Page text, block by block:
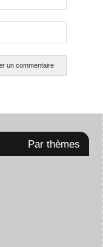
Par thèmes